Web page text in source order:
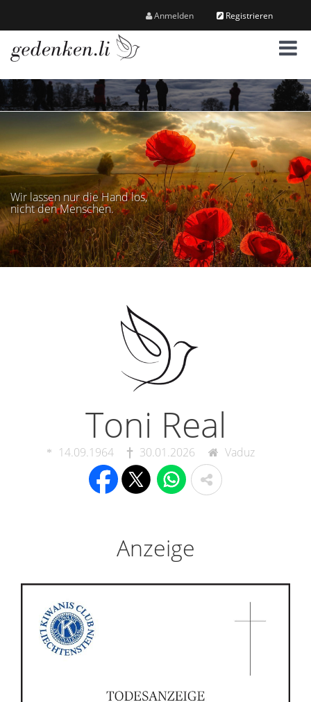
Anmelden Registrieren
M
e
n
ü
Wir lassen nur die Hand los,
nicht den Menschen.
Toni Real
14.09.1964 30.01.2026 Vaduz
Anzeige